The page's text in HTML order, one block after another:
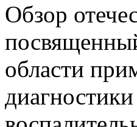
Обзор
области